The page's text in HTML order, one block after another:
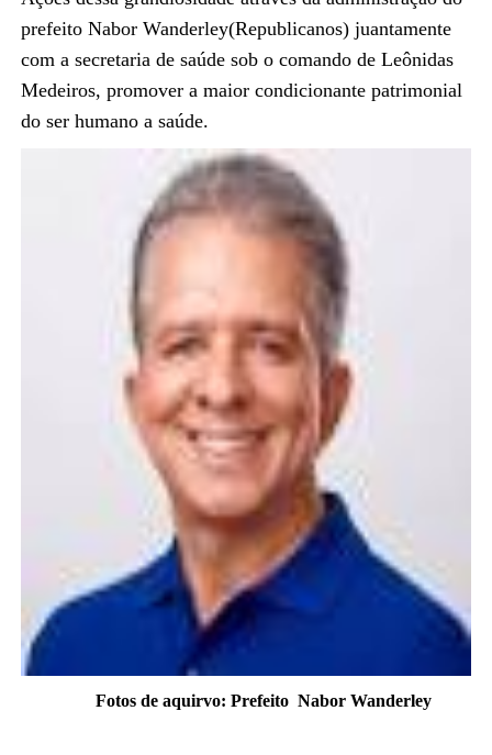
prefeito Nabor Wanderley(Republicanos) juantamente
com a secretaria de saúde sob o comando de Leônidas
Medeiros, promover a maior condicionante patrimonial
do ser humano a saúde.
Fotos de aquirvo: Prefeito Nabor Wanderley